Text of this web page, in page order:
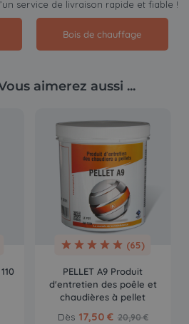
service de livraison rapide et fiable !
Bois de chauffage
aimerez aussi ...
(65)
PELLET A9 Produit
d'entretien des poêle et
chaudières à pellet
Dès 17,50 € 20,90 €